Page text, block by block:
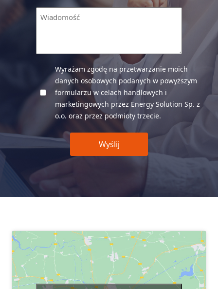
(wymagane)
Wyrażam zgodę na przetwarzanie moich
danych osobowych podanych w powyższym
formularzu w celach handlowych i
marketingowych przez Energy Solution Sp. z
o.o. oraz przez podmioty trzecie.